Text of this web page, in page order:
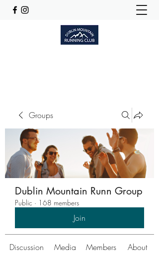
Groups
Dublin Mountain Runn Group
Public · 168 members
Join
Discussion Media Members About